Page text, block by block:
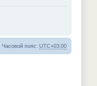
Часовой пояс: UTC+03:00